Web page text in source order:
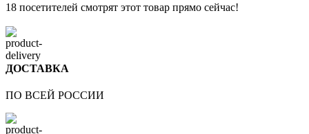
18 посетителей смотрят этот товар прямо сейчас!
ДОСТАВКА
ПО ВСЕЙ РОССИИ